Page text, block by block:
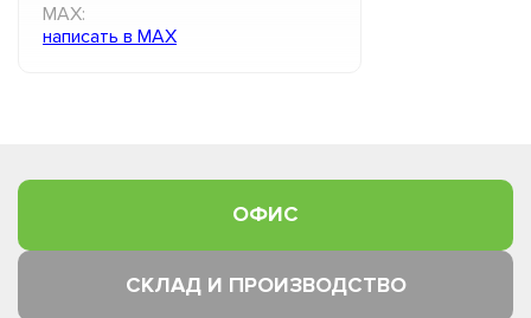
MAX:
написать в MAX
ОФИС
СКЛАД И ПРОИЗВОДСТВО